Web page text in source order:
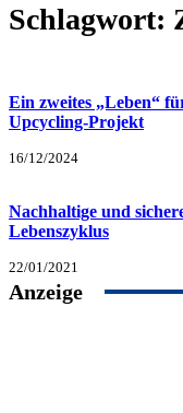
Schlagwort:
Ein zweites „Leben“
Upcycling-Projekt
16/12/2024
Nachhaltige und
Lebenszyklus
22/01/2021
Anzeige